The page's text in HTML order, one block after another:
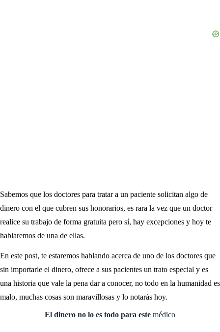
Sabemos que los doctores para tratar a un paciente solicitan algo de
dinero con el que cubren sus honorarios, es rara la vez que un doctor
realice su trabajo de forma gratuita pero sí, hay excepciones y hoy te
hablaremos de una de ellas.
En este post, te estaremos hablando acerca de uno de los doctores que
sin importarle el dinero, ofrece a sus pacientes un trato especial y es
una historia que vale la pena dar a conocer, no todo en la humanidad es
malo, muchas cosas son maravillosas y lo notarás hoy.
El dinero no lo es todo para este médico